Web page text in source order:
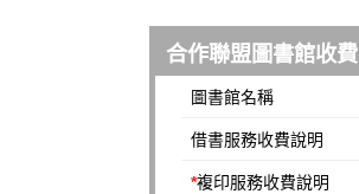
合作聯盟圖書館收費
圖書館名稱
借書服務收費說明
*複印服務收費說明